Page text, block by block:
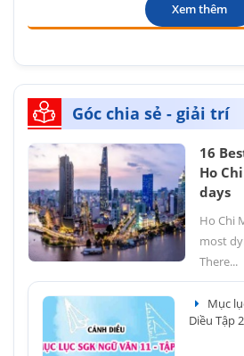
Xem thêm
Góc chia sẻ - giải trí
16
Ho
days
Ho Chi
most
There...
Mục
Diều Tập